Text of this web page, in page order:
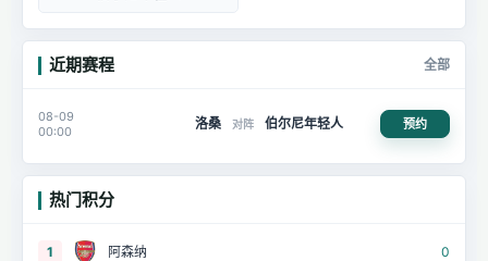
近期赛程 全部
08-09
00:00
洛桑 对阵 伯尔尼年轻人 预约
热门积分
1 阿森纳 0